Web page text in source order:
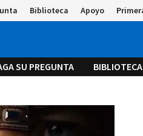
Biblioteca Apoyo
SU PREGUNTA BIBLIOTECA